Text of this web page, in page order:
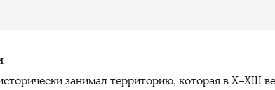
занимал территорию, которая в X–XIII